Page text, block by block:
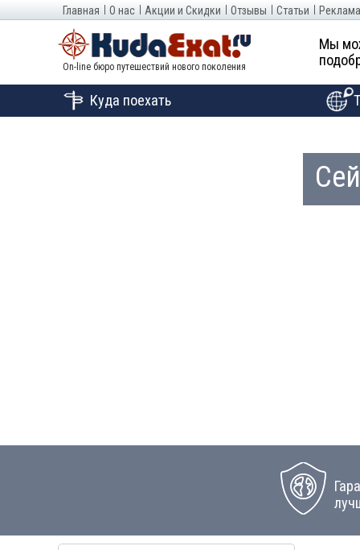
Главная О нас Акции и Скидки Отзывы Статьи
On-line бюро путешествий нового поколения
Мы
Куда поехать